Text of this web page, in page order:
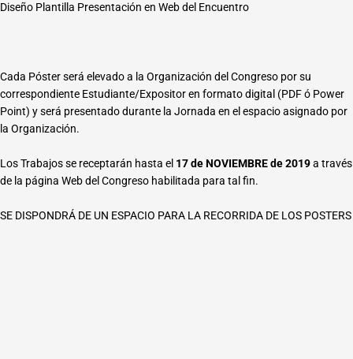
Diseño Plantilla Presentación en Web del Encuentro
Cada Póster será elevado a la Organización del Congreso por su
correspondiente Estudiante/Expositor en formato digital (PDF ó Power
Point) y será presentado durante la Jornada en el espacio asignado por
la Organización.
Los Trabajos se receptarán hasta el 17 de NOVIEMBRE de 2019a través
de la página Web del Congreso habilitada para tal fin.
SE DISPONDRÁ DE UN ESPACIO PARA LA RECORRIDA DE LOS POSTERS